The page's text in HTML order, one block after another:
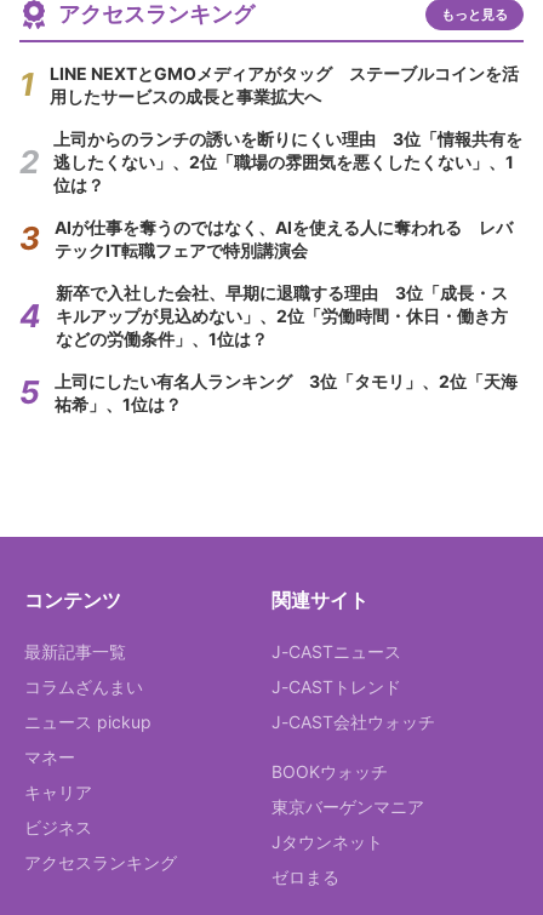
アクセスランキング もっと見る
LINE NEXTとGMOメディアがタッグ ステーブルコインを活
用したサービスの成長と事業拡大へ
上司からのランチの誘いを断りにくい理由 3位「情報共有を
逃したくない」、2位「職場の雰囲気を悪くしたくない」、1
位は？
AIが仕事を奪うのではなく、AIを使える人に奪われる レバ
テックIT転職フェアで特別講演会
新卒で入社した会社、早期に退職する理由 3位「成長・ス
キルアップが見込めない」、2位「労働時間・休日・働き方
などの労働条件」、1位は？
上司にしたい有名人ランキング 3位「タモリ」、2位「天海
祐希」、1位は？
コンテンツ
最新記事一覧
コラムざんまい
ニュース pickup
マネー
キャリア
ビジネス
アクセスランキング
関連サイト
J-CASTニュース
J-CASTトレンド
J-CAST会社ウォッチ
BOOKウォッチ
東京バーゲンマニア
Jタウンネット
ゼロまる